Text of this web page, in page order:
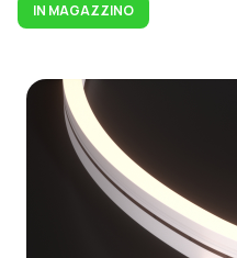
IN MAGAZZINO